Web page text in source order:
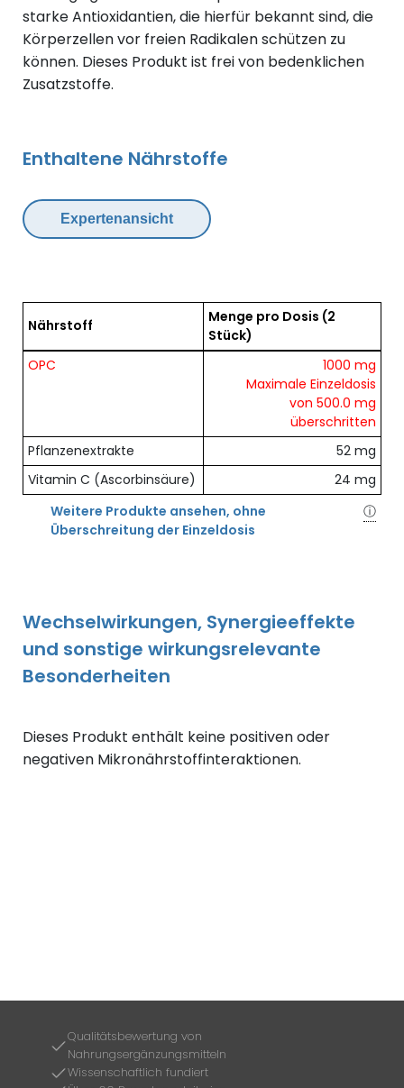
starke Antioxidantien, die hierfür bekannt sind, die
Körperzellen vor freien Radikalen schützen zu
können. Dieses Produkt ist frei von bedenklichen
Zusatzstoffe.
Enthaltene Nährstoffe
Expertenansicht
Übersicht der enthaltenen Nährstoffe pro Dosis
Nährstoff Menge pro Dosis (2
Stück)
OPC
1000 mg
Maximale Einzeldosis
von 500.0 mg
überschritten
Pflanzenextrakte
52 mg
Vitamin C (Ascorbinsäure)
24 mg
Weitere Produkte ansehen, ohne
Überschreitung der Einzeldosis
ⓘ
Wechselwirkungen, Synergieeffekte
und sonstige wirkungsrelevante
Besonderheiten
Dieses Produkt enthält keine positiven oder
negativen Mikronährstoffinteraktionen.
Qualitätsbewertung von
Nahrungsergänzungsmitteln
Wissenschaftlich fundiert